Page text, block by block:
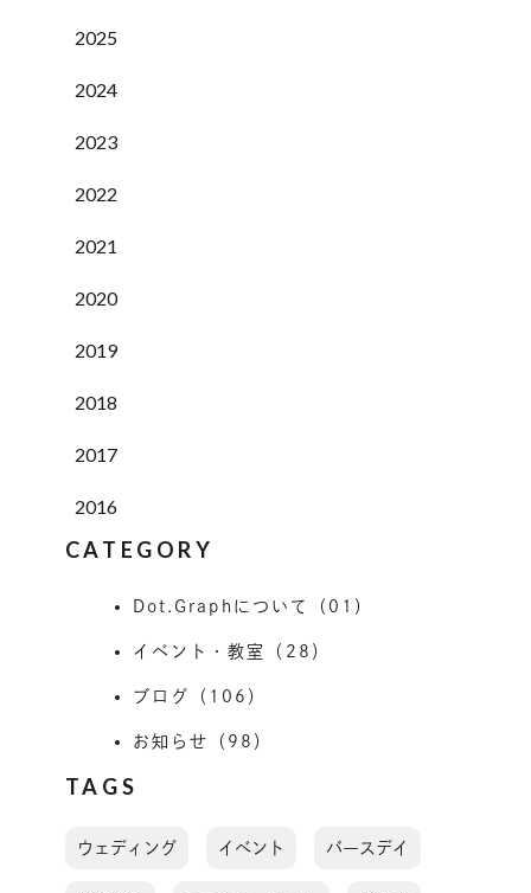
2025
2024
2023
2022
2021
2020
2019
2018
2017
2016
CATEGORY
Dot.Graphについて（01）
イベント・教室（28）
ブログ（106）
お知らせ（98）
TAGS
ウェディング イベント バースデイ